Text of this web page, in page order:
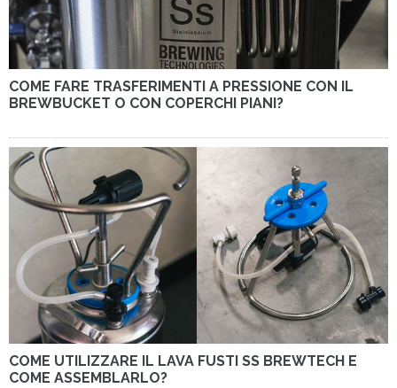
COME FARE TRASFERIMENTI A PRESSIONE CON IL
BREWBUCKET O CON COPERCHI PIANI?
COME UTILIZZARE IL LAVA FUSTI SS BREWTECH E
COME ASSEMBLARLO?